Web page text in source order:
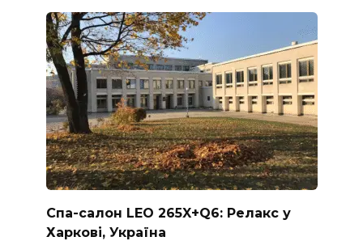
Спа-салон LEO 265X+Q6: Релакс у
Харкові, Україна